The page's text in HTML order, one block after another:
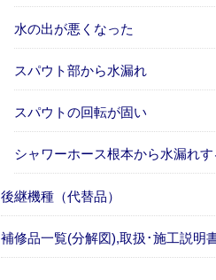
水の出が悪くなった
スパウト部から水漏れ
スパウトの回転が固い
シャワーホース根本から水漏れす
後継機種（代替品）
補修品一覧(分解図),取扱･施工説明